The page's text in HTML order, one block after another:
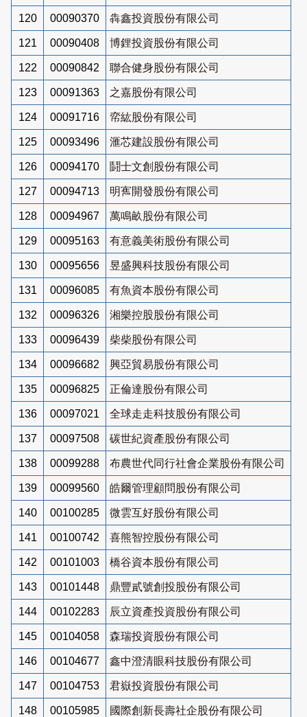
120 00090370 犇鑫投資股份有限公司
121 00090408 博鋰投資股份有限公司
122 00090842 聯合健身股份有限公司
123 00091363 之嘉股份有限公司
124 00091716 帟紘股份有限公司
125 00093496 滙芯建設股份有限公司
126 00094170 鬪士文創股份有限公司
127 00094713 明寯開發股份有限公司
128 00094967 萬鳴畝股份有限公司
129 00095163 有意義美術股份有限公司
130 00095656 昱盛興科技股份有限公司
131 00096085 有魚資本股份有限公司
132 00096326 湘樂控股股份有限公司
133 00096439 柴柴股份有限公司
134 00096682 興亞貿易股份有限公司
135 00096825 正倫達股份有限公司
136 00097021 全球走走科技股份有限公司
137 00097508 碳世紀資產股份有限公司
138 00099288 布農世代同行社會企業股份有限公司
139 00099560 皓爾管理顧問股份有限公司
140 00100285 微雲互好股份有限公司
141 00100742 喜熊智控股份有限公司
142 00101003 橋谷資本股份有限公司
143 00101448 鼎豐貳號創投股份有限公司
144 00102283 辰立資產投資股份有限公司
145 00104058 森瑞投資股份有限公司
146 00104677 鑫中澄清眼科技股份有限公司
147 00104753 君嶽投資股份有限公司
148 00105985 國際創新長壽社企股份有限公司